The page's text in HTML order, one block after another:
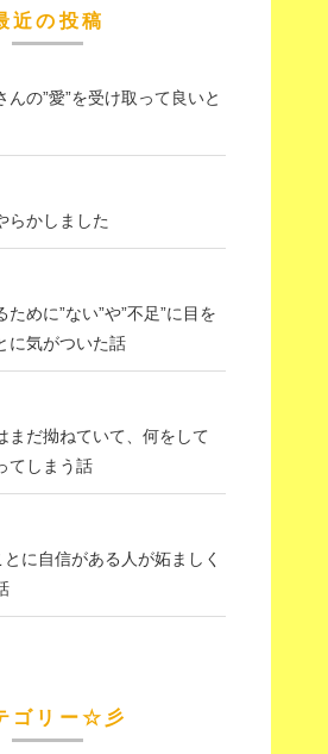
近の投稿
んの”愛”を受け取って良いと
らかしました
ために”ない”や”不足”に目を
に気がついた話
まだ拗ねていて、何をして
てしまう話
とに自信がある人が妬ましく
ゴリー☆彡